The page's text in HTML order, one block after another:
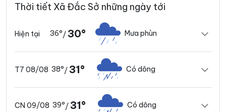
Thời tiết Xã Đắc Sở những ngày tới
Hiện tại 36°/30° Mưa phùn
T7 08/08 38°/31° Có dông
CN 09/08 39°/31° Có dông